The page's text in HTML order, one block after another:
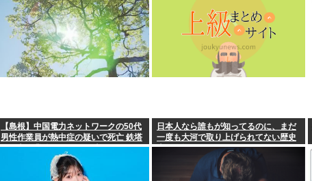
【島根】中国電力ネットワークの50代
男性作業員が熱中症の疑いで死亡 鉄塔
の保守作業後に倒れる 邑南町
日本人なら誰もが知ってるのに、まだ
一度も大河で取り上げられてない歴史
上の人物